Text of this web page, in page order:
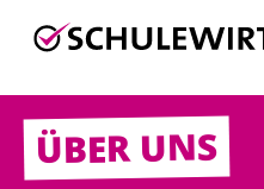
ÜBER UNS